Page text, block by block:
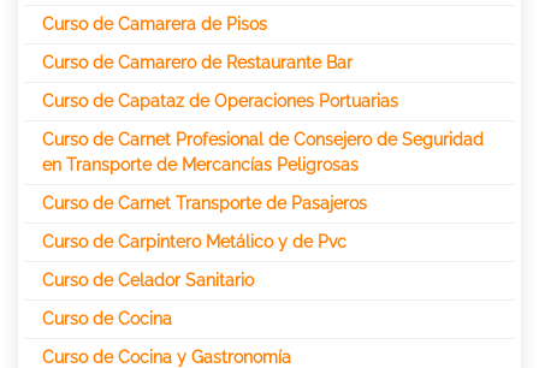
Curso de Camarera de Pisos
Curso de Camarero de Restaurante Bar
Curso de Capataz de Operaciones Portuarias
Curso de Carnet Profesional de Consejero de Seguridad
en Transporte de Mercancías Peligrosas
Curso de Carnet Transporte de Pasajeros
Curso de Carpintero Metálico y de Pvc
Curso de Celador Sanitario
Curso de Cocina
Curso de Cocina y Gastronomía